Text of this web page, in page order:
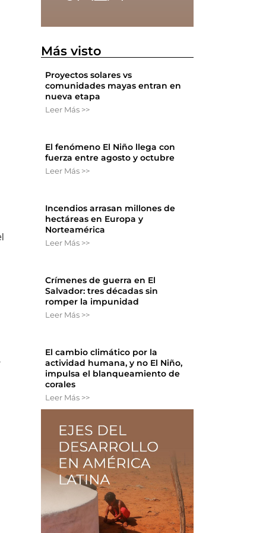
Más visto
Proyectos solares vs
comunidades mayas entran en
nueva etapa
Leer Más >>
El fenómeno El Niño llega con
fuerza entre agosto y octubre
Leer Más >>
Incendios arrasan millones de
hectáreas en Europa y
Norteamérica
Leer Más >>
Crímenes de guerra en El
Salvador: tres décadas sin
romper la impunidad
Leer Más >>
El cambio climático por la
actividad humana, y no El Niño,
impulsa el blanqueamiento de
corales
Leer Más >>